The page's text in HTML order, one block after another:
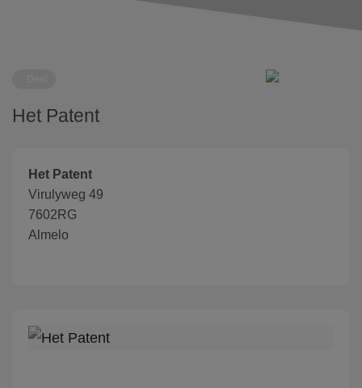
Het Patent
Het Patent
Virulyweg 49
7602RG
Almelo